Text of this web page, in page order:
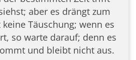
aber es drängt zum
Täuschung; wenn es
so warte darauf; denn es
und bleibt nicht aus.